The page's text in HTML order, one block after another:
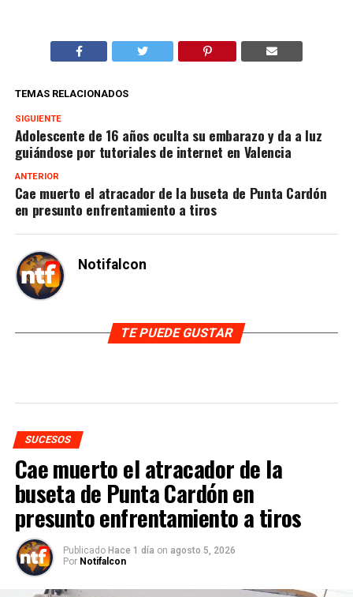
TEMAS RELACIONADOS
SIGUIENTE
Adolescente de 16 años oculta su embarazo y da a luz
guiándose por tutoriales de internet en Valencia
ANTERIOR
Cae muerto el atracador de la buseta de Punta Cardón
en presunto enfrentamiento a tiros
Notifalcon
TE PUEDE GUSTAR
SUCESOS
Cae muerto el atracador de la
buseta de Punta Cardón en
presunto enfrentamiento a tiros
Publicado Hace 1 día on agosto 5, 2026
Por Notifalcon